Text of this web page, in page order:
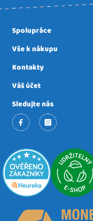
Spolupráce
Vše k nákupu
Kontakty
Váš účet
Sledujte nás